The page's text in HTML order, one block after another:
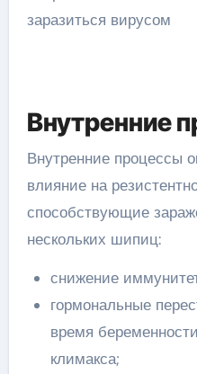
Внутренние
Внутренние процессы
влияние на
способствующие
нескольких шипиц:
снижение
гормональные
время
климакса;